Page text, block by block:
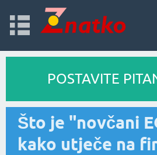
POSTAVITE
Što je "novčani
kako utječe na